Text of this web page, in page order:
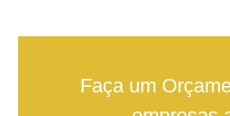
Faça um